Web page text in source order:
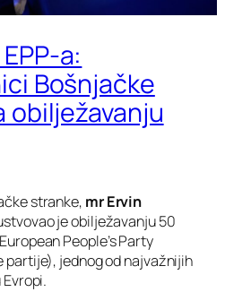
a:
Bošnjačke
obilježavanju
stranke, mr Ervin
je obilježavanju 50
People’s Party
partije), jednog od najvažnijih